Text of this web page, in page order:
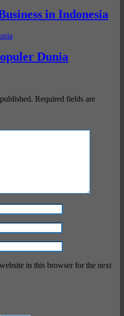
in Indonesia
Dunia
Required fields are
in this browser for the next